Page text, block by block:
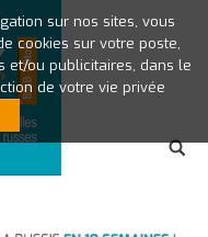
sur nos sites, vous
cookies sur votre poste,
et/ou publicitaires, dans le
de votre vie privée